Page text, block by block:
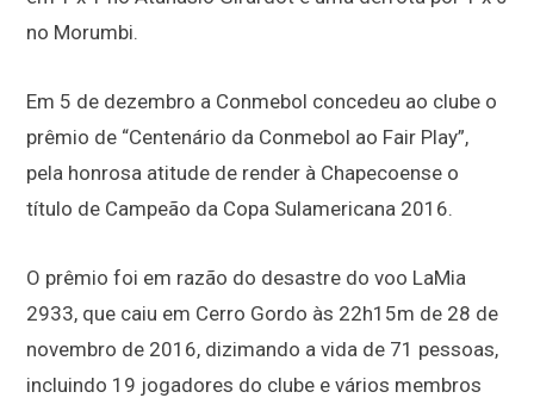
no Morumbi.
Em 5 de dezembro a Conmebol concedeu ao clube o
prêmio de “Centenário da Conmebol ao Fair Play”,
pela honrosa atitude de render à Chapecoense o
título de Campeão da Copa Sulamericana 2016.
O prêmio foi em razão do desastre do voo LaMia
2933, que caiu em Cerro Gordo às 22h15m de 28 de
novembro de 2016, dizimando a vida de 71 pessoas,
incluindo 19 jogadores do clube e vários membros